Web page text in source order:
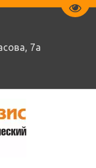
, 7а